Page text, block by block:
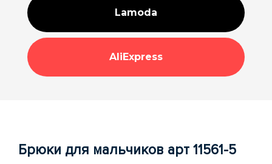
Lamoda
AliExpress
Брюки для мальчиков арт 11561-5